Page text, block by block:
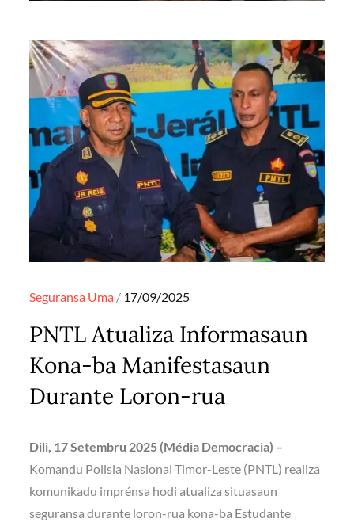
Seguransa Uma Posted
17/09/2025
PNTL Atualiza Informasaun
Kona-ba Manifestasaun
Durante Loron-rua
Dili, 17 Setembru 2025 (Média Democracia) –
Komandu Polisia Nasional Timor-Leste (PNTL) realiza
komunikadu imprénsa hodi atualiza situasaun
seguransa durante loron-rua kona-ba Estudante